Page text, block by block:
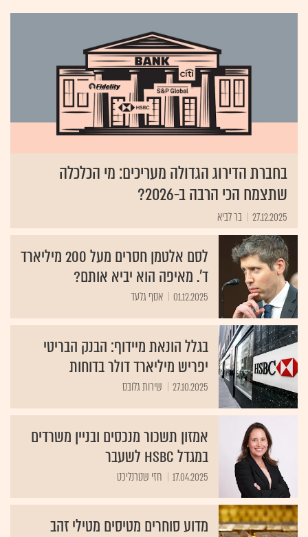
בחברת הדירוג הגדולה מעריכים: מי הכלכלה
שתצמח הכי הרבה ב-2026?
27.12.2025 בר לביא
לסם אלטמן חסרים מעל 200 מיליארד
ד'. מאיפה הוא יביא אותם?
01.12.2025 אסף גלעד
בגלל הונאת מיידוף: הבנק הבריטי
יפריש מיליארד דולר בדוחות
27.10.2025 שירות גלובס
אמזון תשכור מנכסים ובניין משרדים
במגדל HSBC לשעבר
17.04.2025 חזי שטרנליכט
מדוע סוחרים מטיסים מטילי זהב